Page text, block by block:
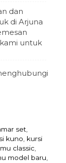
dan
di Arjuna
untuk
set
kuno kursi
classic
model baru